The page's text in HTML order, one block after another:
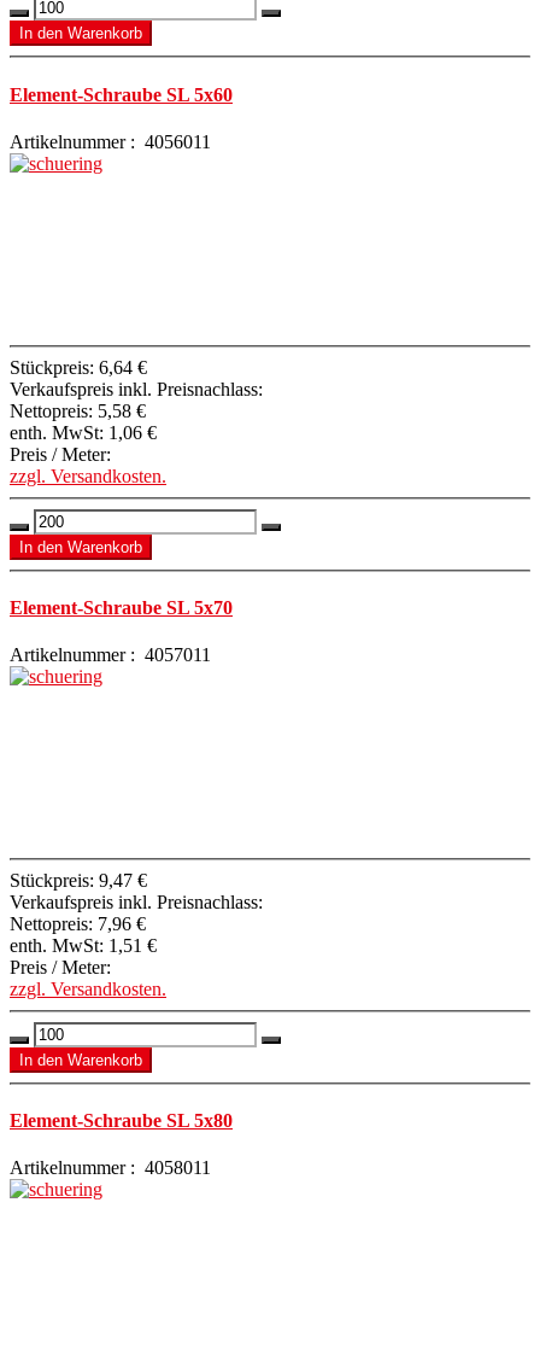
Element-Schraube SL 5x60
Artikelnummer : 4056011
Stückpreis: 6,64 €
Verkaufspreis inkl. Preisnachlass:
Nettopreis: 5,58 €
enth. MwSt: 1,06 €
Preis / Meter:
zzgl. Versandkosten.
Element-Schraube SL 5x70
Artikelnummer : 4057011
Stückpreis: 9,47 €
Verkaufspreis inkl. Preisnachlass:
Nettopreis: 7,96 €
enth. MwSt: 1,51 €
Preis / Meter:
zzgl. Versandkosten.
Element-Schraube SL 5x80
Artikelnummer : 4058011